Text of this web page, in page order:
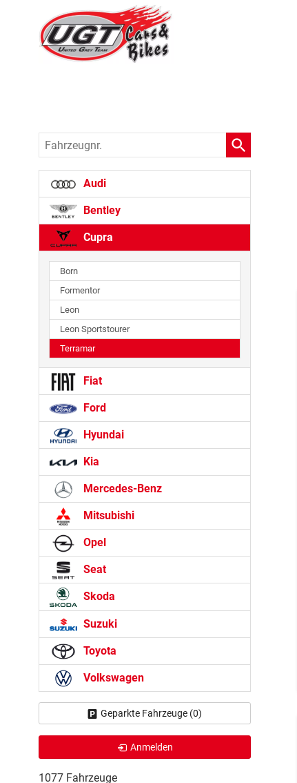
Fahrzeugnr.
Audi
Bentley
Cupra
Born
Formentor
Leon
Leon Sportstourer
Terramar
Fiat
Ford
Hyundai
Kia
Mercedes-Benz
Mitsubishi
Opel
Seat
Skoda
Suzuki
Toyota
Volkswagen
Geparkte Fahrzeuge (0)
Anmelden
1077 Fahrzeuge